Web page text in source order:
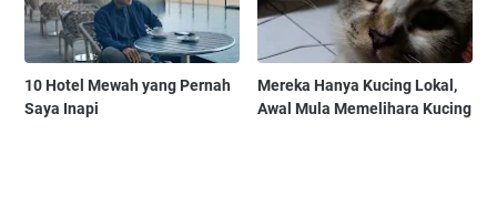
10 Hotel Mewah yang Pernah
Saya Inapi
Mereka Hanya Kucing Lokal,
Awal Mula Memelihara Kucing